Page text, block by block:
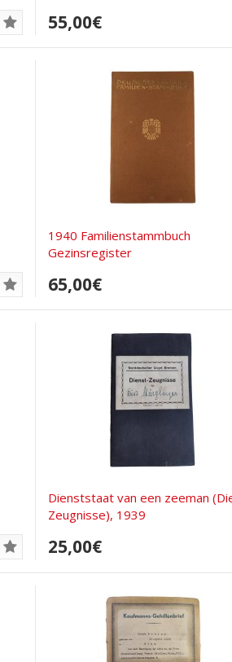
55,00€
1940 Familienstammbuch
Gezinsregister
65,00€
Dienststaat van een zeeman
Zeugnisse), 1939
25,00€